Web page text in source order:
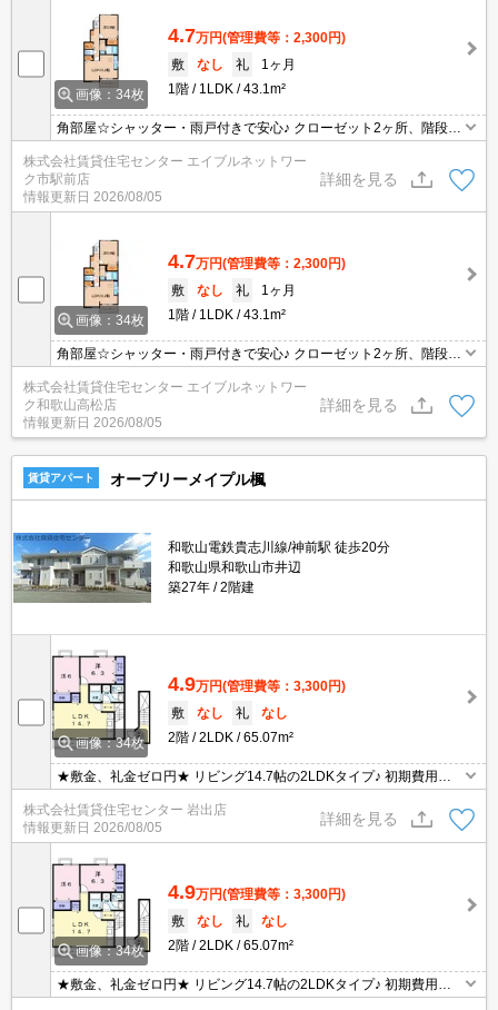
画像：34枚
4.7万円(管理費等：2,300円)
敷
なし 礼
1ヶ月
1階
1LDK 43.1m²
角部屋☆シャッター・雨戸付きで安心♪ クローゼット2ヶ所、階段下
収納があり荷物の多い方にもオススメ☆
株式会社賃貸住宅センター エイブルネットワー
ク市駅前店
情報更新日 2026/08/05
詳細を見る
画像：34枚
4.7万円(管理費等：2,300円)
敷
なし 礼
1ヶ月
1階
1LDK 43.1m²
角部屋☆シャッター・雨戸付きで安心♪ クローゼット2ヶ所、階段下
収納があり荷物の多い方にもオススメ☆
株式会社賃貸住宅センター エイブルネットワー
ク和歌山高松店
情報更新日 2026/08/05
詳細を見る
賃貸アパート オーブリーメイプル楓
和歌山電鉄貴志川線/神前駅 徒歩20分
和歌山県和歌山市井辺
築27年
2階建
画像：34枚
4.9万円(管理費等：3,300円)
敷
なし 礼
なし
2階
2LDK 65.07m²
★敷金、礼金ゼロ円★ リビング14.7帖の2LDKタイプ♪ 初期費用の
交渉は、賃貸住宅センターまで！
株式会社賃貸住宅センター 岩出店
情報更新日 2026/08/05
詳細を見る
画像：34枚
4.9万円(管理費等：3,300円)
敷
なし 礼
なし
2階
2LDK 65.07m²
★敷金、礼金ゼロ円★ リビング14.7帖の2LDKタイプ♪ 初期費用の
交渉は、賃貸住宅センターまで！